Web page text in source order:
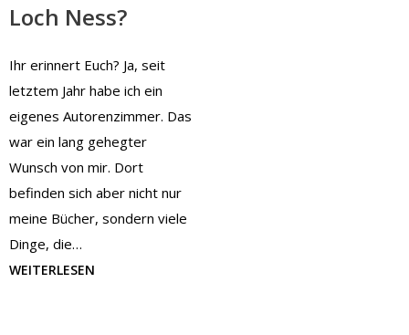
Loch Ness?
Ihr erinnert Euch? Ja, seit
letztem Jahr habe ich ein
eigenes Autorenzimmer. Das
war ein lang gehegter
Wunsch von mir. Dort
befinden sich aber nicht nur
meine Bücher, sondern viele
Dinge, die…
WEITERLESEN